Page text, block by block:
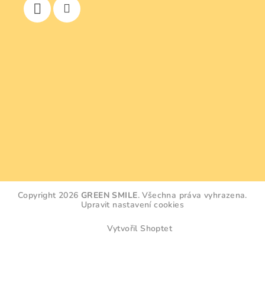
Copyright 2026GREEN SMILE. Všechna práva vyhrazena.
Upravit nastavení cookies
Vytvořil Shoptet